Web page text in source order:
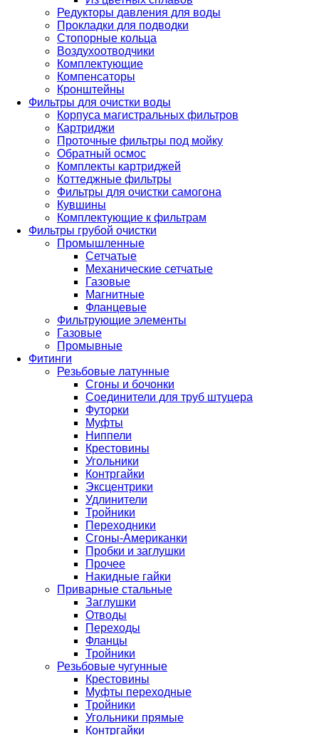
Редукторы давления для воды
Прокладки для подводки
Стопорные кольца
Воздухоотводчики
Комплектующие
Компенсаторы
Кронштейны
Фильтры для очистки воды
Корпуса магистральных фильтров
Картриджи
Проточные фильтры под мойку
Обратный осмос
Комплекты картриджей
Коттеджные фильтры
Фильтры для очистки самогона
Кувшины
Комплектующие к фильтрам
Фильтры грубой очистки
Промышленные
Сетчатые
Механические сетчатые
Газовые
Магнитные
Фланцевые
Фильтрующие элементы
Газовые
Промывные
Фитинги
Резьбовые латунные
Сгоны и бочонки
Соединители для труб штуцера
Футорки
Муфты
Ниппели
Крестовины
Угольники
Контргайки
Эксцентрики
Удлинители
Тройники
Переходники
Сгоны-Американки
Пробки и заглушки
Прочее
Накидные гайки
Приварные стальные
Заглушки
Отводы
Переходы
Фланцы
Тройники
Резьбовые чугунные
Крестовины
Муфты переходные
Тройники
Угольники прямые
Контргайки